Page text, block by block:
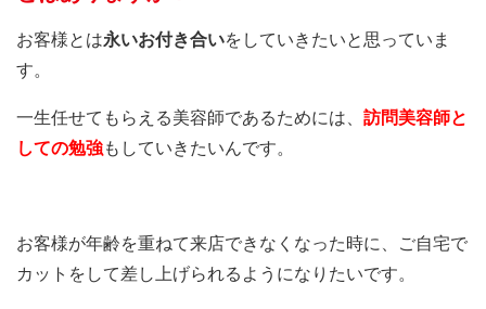
お客様とは永いお付き合いをしていきたいと思っていま
す。
一生任せてもらえる美容師であるためには、 訪問美容師と
しての勉強もしていきたいんです。
お客様が年齢を重ねて来店できなくなった時に、ご自宅で
カットをして差し上げられるようになりたいです。